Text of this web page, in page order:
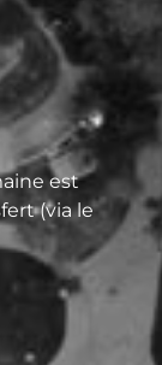
est
(via le